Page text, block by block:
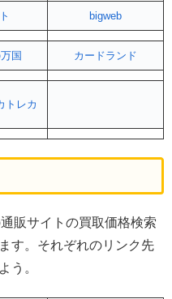
bigweb
国 カードランド
トレカ
販サイトの買取価格検索
す。それぞれのリンク先
う。